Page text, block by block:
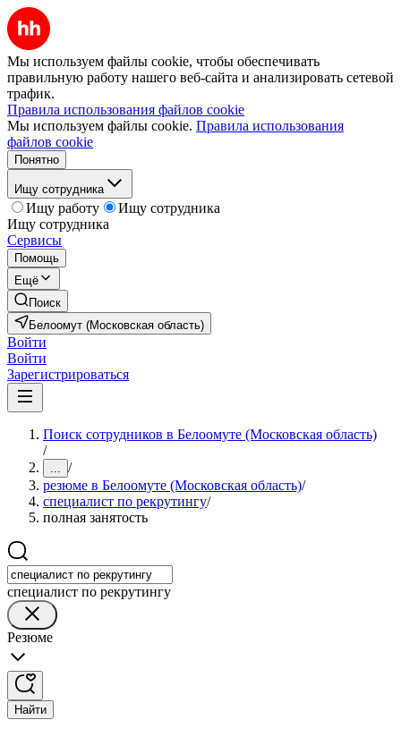
Мы используем файлы cookie, чтобы обеспечивать
правильную работу нашего веб-сайта и анализировать сетевой
трафик.
Правила использования файлов cookie
Мы используем файлы cookie. Правила использования
файлов cookie
Понятно
Ищу сотрудника
Ищу работу
Ищу сотрудника
Ищу сотрудника
Сервисы
Помощь
Ещё
Поиск
Белоомут (Московская область)
Войти
Войти
Зарегистрироваться
Поиск сотрудников в Белоомуте (Московская область)
/
... /
резюме в Белоомуте (Московская область)/
специалист по рекрутингу/
полная занятость
специалист по рекрутингу
Резюме
Найти